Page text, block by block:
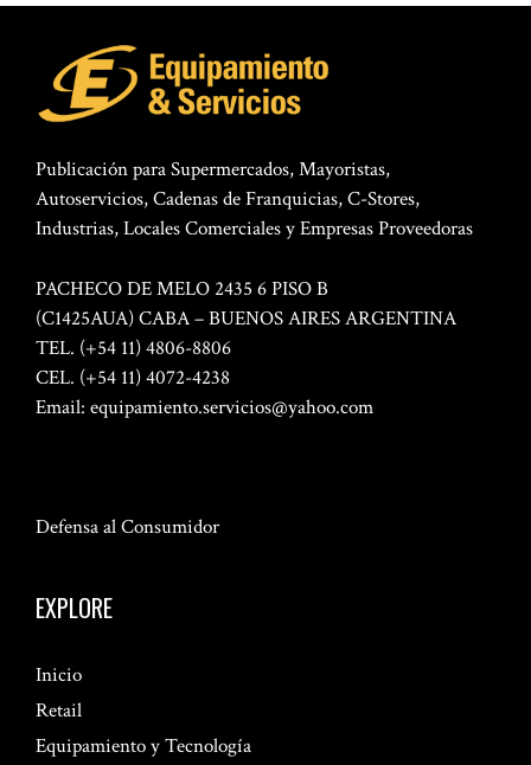
Publicación para Supermercados, Mayoristas,
Autoservicios, Cadenas de Franquicias, C-Stores,
Industrias, Locales Comerciales y Empresas Proveedoras
PACHECO DE MELO 2435 6 PISO B
(C1425AUA) CABA – BUENOS AIRES ARGENTINA
TEL. (+54 11) 4806-8806
CEL. (+54 11) 4072-4238
Email: equipamiento.servicios@yahoo.com
Defensa al Consumidor
EXPLORE
Inicio
Retail
Equipamiento y Tecnología